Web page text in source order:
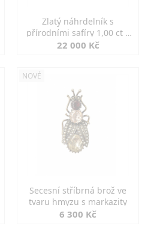
Zlatý náhrdelník s
přírodními safíry 1,00 ct a
diamanty
22 000 Kč
NOVÉ
Secesní stříbrná brož ve
tvaru hmyzu s markazity
6 300 Kč